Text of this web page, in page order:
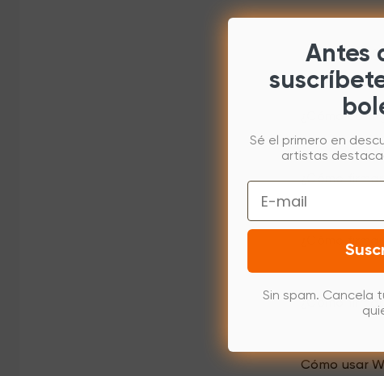
¿Cómo
¿Cómo
¿Cómo
¿Cómo
¿Cómo
Cómo usar
Antes
Sé el primero en
artistas
Email
Sin spam. Cancela